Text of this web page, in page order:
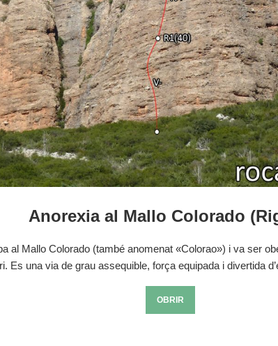
Anorexia al Mallo Colorado
al Mallo Colorado (també anomenat «Colorao») i va ser
Es una via de grau assequible, força equipada i divertida
OBRIR